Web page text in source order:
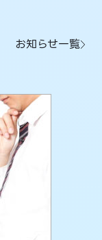
お知らせ一覧